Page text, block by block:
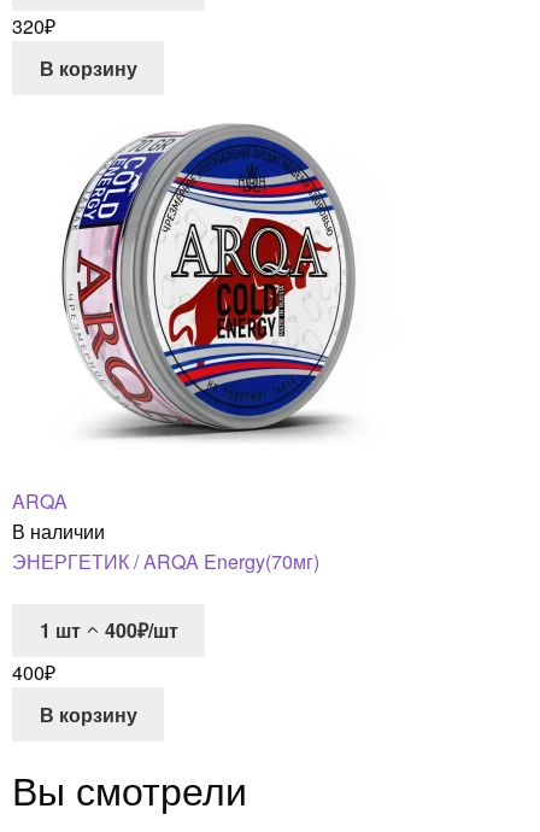
320₽
В корзину
ARQA
В наличии
ЭНЕРГЕТИК / ARQA Energy(70мг)
1 шт
400₽/шт
400₽
В корзину
Вы смотрели